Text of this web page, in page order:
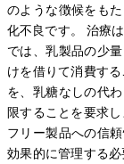
のような徴候をも
化不良です。 治療
では、乳製品の少
けを借りて消費す
を、乳糖なしの代
限することを要求
フリー製品への信
効果的に管理する